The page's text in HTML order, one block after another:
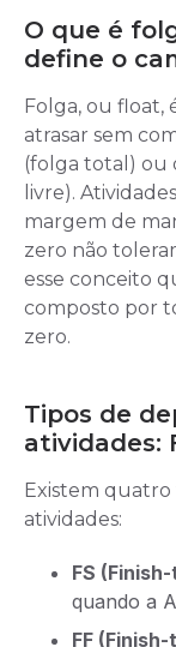
O que é
define o
Folga, ou float,
atrasar sem
(folga total) ou
livre).
margem de
zero não
esse conceito
composto por
zero.
Tipos de
atividades:
Existem
atividades:
FS
quando a
FF